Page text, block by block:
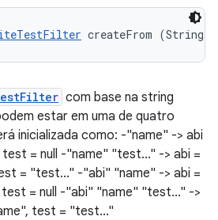
createFrom
com base na string
estar em uma de quatro
inicializada como: -"name" -> abi
test = null -"name" "test..." -> abi =
= "test..." -"abi" "name" -> abi =
test = null -"abi" "name" "test..." ->
test = "test..."